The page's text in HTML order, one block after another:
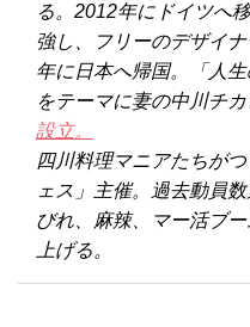
る。2012年にドイツへ
強し、フリーのデザイ
年に日本へ帰国。「人
をテーマに妻の中川チカ
設立。
四川料理マニアたちが
ェス」主催。過去動員
びれ、麻辣、マー活ブ
上げる。